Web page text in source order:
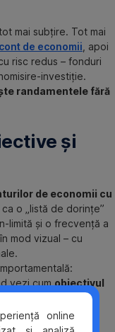
mai subțire. Tot mai
cont de economii , apoi
risc redus – fonduri
investiție.
randamentele fără
și
de economii cu
o „listă de dorințe”
limită și o frecvență a
mod vizual – cu
vezi cumobiectivul
fi descoperită în
online